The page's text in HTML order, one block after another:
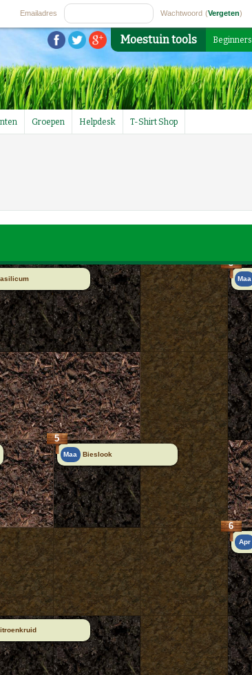
(Vergeten)
Emailadres Wachtwoord
Moestuin tools Beginners
Groepen Helpdesk T-Shirt Shop
3
Maa
5
Maa Bieslook
6
Apr